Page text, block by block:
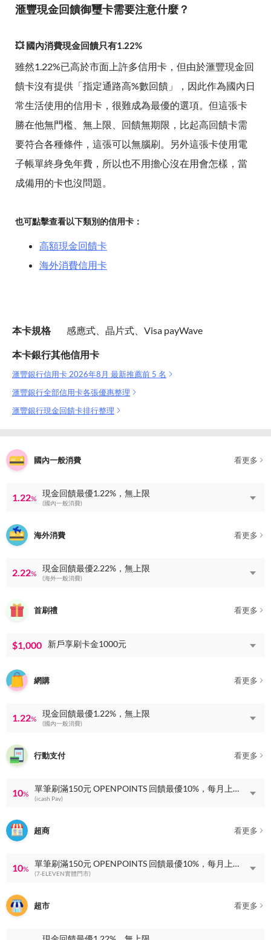
滙豐現金回饋御璽卡需要注意什麼？
💥 國內消費現金回饋只有1.22%
雖然1.22%已高於市面上許多信用卡，但由於滙豐現金回
饋卡沒有提供「指定通路高%數回饋」，因此作為國內日
常生活使用的信用卡，很難成為最優的選項。但這張卡
勝在他無門檻、無上限、回饋無期限，比起高回饋卡需
要符合各種條件，這張可以無腦刷。另外這張卡使用電
子帳單終身免年費，所以也不用擔心沒在用會怎樣，當
成備用的卡也沒問題。
也可點擊查看以下類別的信用卡：
高額現金回饋卡
海外消費信用卡
本卡規格 感應式、晶片式、Visa payWave
本卡銀行其他信用卡
滙豐銀行信用卡 2026年8月 最新推薦前 5 名
滙豐銀行全部信用卡各張優惠整理
滙豐銀行現金回饋卡排行整理
國內一般消費 看更多
1.22%
現金回饋最優1.22%，無上限
(國內一般消費)
海外消費 看更多
2.22%
現金回饋最優2.22%，無上限
(海外一般消費)
首刷禮 看更多
$1,000 新戶享刷卡金1000元
網購 看更多
1.22%
現金回饋最優1.22%，無上限
(國內一般消費)
行動支付 看更多
10%
單筆刷滿150元 OPENPOINTS 回饋最優10%，每月上限 OPENPOINTS 回饋100點
(icash Pay)
超商 看更多
10%
單筆刷滿150元 OPENPOINTS 回饋最優10%，每月上限 OPENPOINTS 回饋100點
(7-ELEVEN實體門市)
超市 看更多